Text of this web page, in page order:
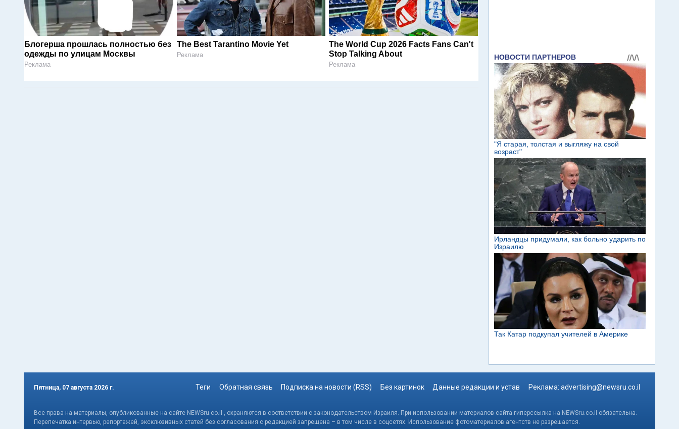
Блогерша прошлась полностью без
одежды по улицам Москвы
Реклама
The Best Tarantino Movie Yet
Реклама
The World Cup 2026 Facts Fans Can't
Stop Talking About
Реклама
Пятница, 07 августа 2026 г. Теги Обратная связь Подписка на новости (RSS) Без картинок Данные редакции и устав Реклама: advertising@newsru.co.il
Все права на материалы, опубликованные на сайте NEWSru.co.il , охраняются в соответствии с законодательством Израиля. При использовании материалов сайта гиперссылка на NEWSru.co.il обязательна.
Перепечатка интервью, репортажей, эксклюзивных статей без согласования с редакцией запрещена – в том числе в соцсетях. Использование фотоматериалов агентств не разрешается.